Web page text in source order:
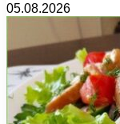
05.08.2026